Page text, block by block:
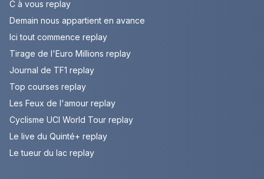
C à vous replay
Demain nous appartient en avance
Ici tout commence replay
Tirage de l'Euro Millions replay
Journal de TF1 replay
Top courses replay
Les Feux de l'amour replay
Cyclisme UCI World Tour replay
Le live du Quinté+ replay
Le tueur du lac replay